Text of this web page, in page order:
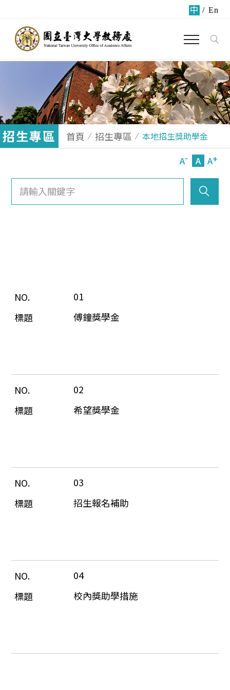
中 / En
招生專區 首頁 招生專區
本地招生獎助學金
A- A A+
01
傅鐘獎學金
02
希望獎學金
03
招生報名補助
04
校內獎助學措施